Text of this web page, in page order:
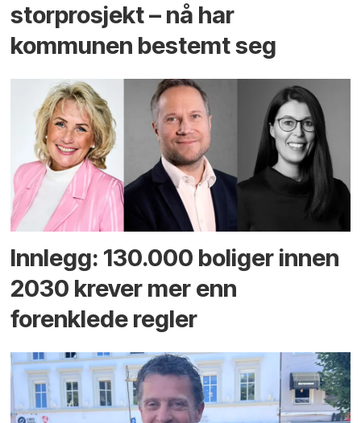
storprosjekt – nå har
kommunen bestemt seg
Innlegg: 130.000 boliger innen
2030 krever mer enn
forenklede regler